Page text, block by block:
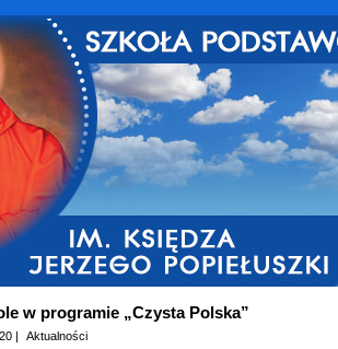
w programie „Czysta Polska”
| Aktualności